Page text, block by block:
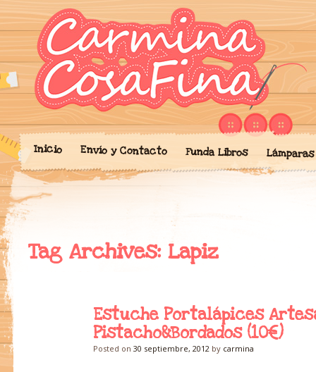
'Cosicas' de
Blog donde expongo mis
portalibros, mochilas,
cariño.
Inicio Envío y Contacto Funda Libros Lámparas
Tag Archives: Lapiz
Estuche Portalápices
Pistacho&Bordados (10€)
Posted on 30 septiembre, 2012 by carmina